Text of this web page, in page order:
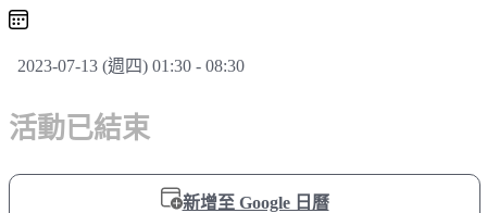
2023-07-13 (週四) 01:30 - 08:30
活動已結束
新增至 Google 日曆